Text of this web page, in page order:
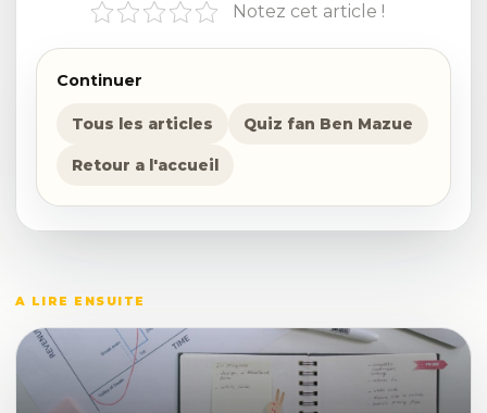
Notez cet article !
Continuer
Tous les articles Quiz fan Ben Mazue
Retour a l'accueil
A LIRE ENSUITE